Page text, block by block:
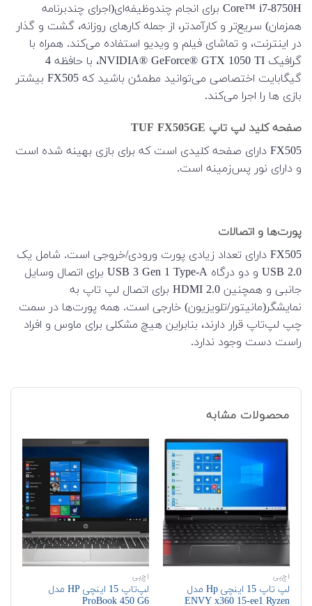
Core™ i7-8750H برای انجام چندوظیفه‌ای(اجرای چندبرنامه
همزمان) سریع‌تر و کارآمدتر، از جمله کارهای روزانه، گشت و گذار
در اینترنت، و تماشای فیلم و ویدیو استفاده می‌کند. همراه با
گرافیک NVIDIA® GeForce® GTX 1050 TI، با حافظه 4
گیگابایت اختصاصی می‌توانید مطمئن باشید که FX505 بیشتر
بازی ها را اجرا می‌کند.
صفحه کلید لپ تاپ TUF FX505GE
FX505 دارای صفحه کلیدی است که برای بازی بهینه شده است
و دارای نور پس‌زمینه است.
پورت‌ها و اتصالات
FX505 دارای تعداد زیادی پورت ورودی/خروجی است. شامل یک
USB 2.0 و دو درگاه USB 3 Gen 1 Type-A برای اتصال وسایل
جانبی و همچنین HDMI 2.0 برای اتصال لپ تاپ به
نمایشگر(مانیتور/تلویزیون) خارجی است. همه پورت‌ها در سمت
چپ لپ‌تاپ قرار دارند، بنابراین هیچ مشکلی برای ماوس و افراد
راست دست وجود ندارد.
محصولات مشابه
اچ‌پی
لپ تاپ 15 اینچی Hp مدل
ENVY x360 15-ee1 Ryzen
اچ‌پی
لپ‌تاپ 15 اینچی HP مدل
ProBook 450 G6